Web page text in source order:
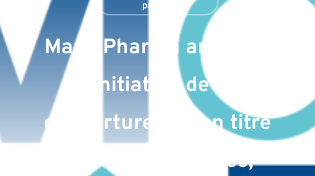
presse
MaaT Pharma annonce
l’initiation de la
couverture de son titre
par KBC Securities,